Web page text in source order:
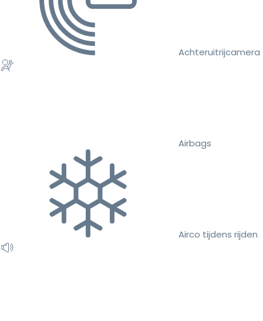
Achteruitrijcamera
Airbags
Airco tijdens rijden